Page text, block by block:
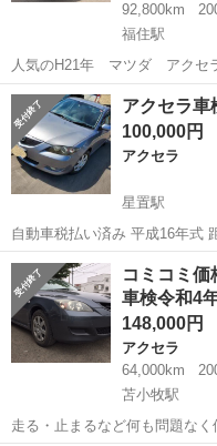
92,800km
福住駅
人気のH21年 マツダ アクセ
車 ！！ ちょい乗りや通勤 通学に最適の１台 いかがでしょう？ 出
品している商品は ★別途諸費用無しの全てコミコミ価格★ ★現車確認
後...
北海道 札幌市
アクセラ車
100,000円
アクセラ
星置駅
自動車税払い済み 平成16年式 距離8万キロ代 車検R3 9/3 走り快調
2WD 試乗できます。
北海道 札幌市
コミコミ価
車検令和4
148,000円
アクセラ
64,000km
苫小牧駅
走る・止まるなど何も問題なく使用してい